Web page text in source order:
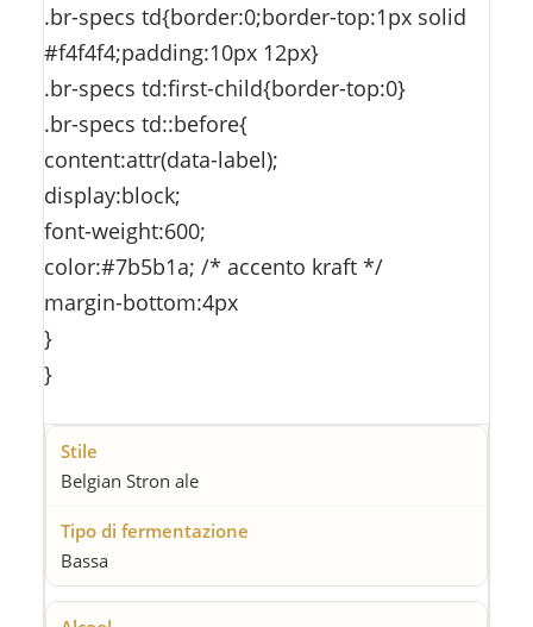
.br-specs td{border:0;border-top:1px solid
#f4f4f4;padding:10px 12px}
.br-specs td:first-child{border-top:0}
.br-specs td::before{
content:attr(data-label);
display:block;
font-weight:600;
color:#7b5b1a; /* accento kraft */
margin-bottom:4px
}
}
Belgian Stron ale
Bassa